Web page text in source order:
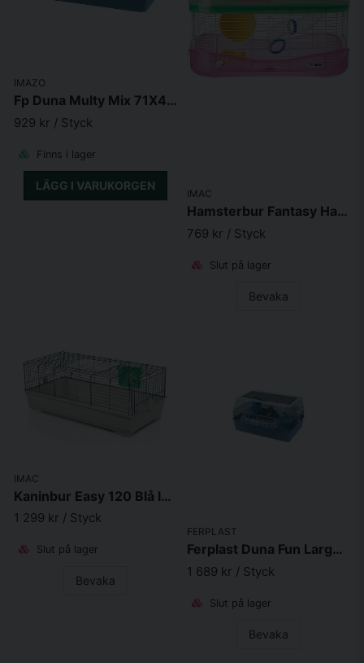
IMAZO
Fp Duna Multy Mix 71X46X31.5 cm
929 kr / Styck
Finns i lager
LÄGG I VARUKORGEN
IMAC
Hamsterbur Fantasy Hamster Imac
769 kr / Styck
Slut på lager
Bevaka
IMAC
Kaninbur Easy 120 Blå Imac 119x54.5x45cm
1 299 kr / Styck
Slut på lager
Bevaka
FERPLAST
Ferplast Duna Fun Large 71.5X46X41 cm Hamster & Musbur
1 689 kr / Styck
Slut på lager
Bevaka